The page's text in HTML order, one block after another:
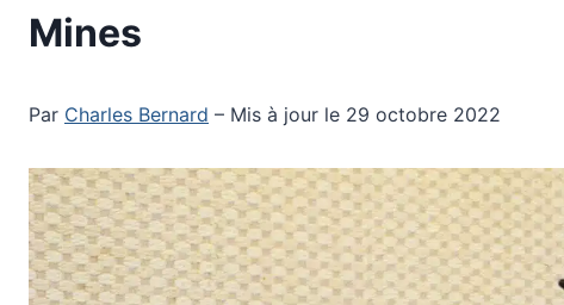
Mines
Par Charles Bernard – Mis à jour le 29 octobre 2022